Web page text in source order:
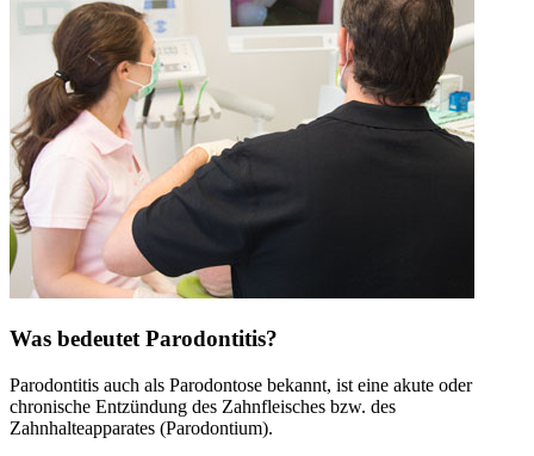
Was bedeutet Parodontitis?
Parodontitis auch als Parodontose bekannt, ist eine akute oder
chronische Entzündung des Zahnfleisches bzw. des
Zahnhalteapparates (Parodontium).